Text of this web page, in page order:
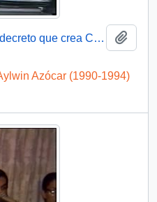
Presidente Aylwin firma de decreto que crea Comisión Nacional de Verdad y Reconciliación: video
Azócar (1990-1994)